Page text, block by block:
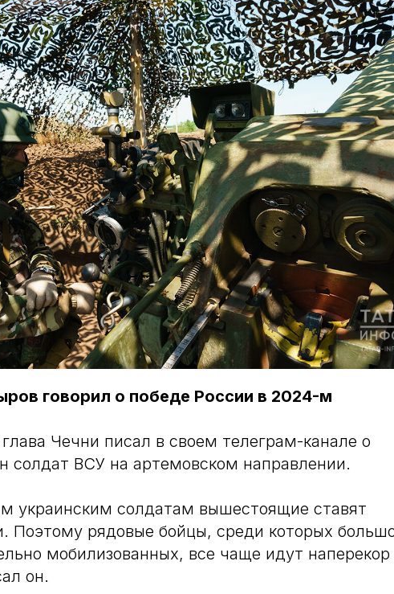
говорил о победе России в 2024-м
Чечни писал в своем телеграм-канале о
солдат ВСУ на артемовском направлении.
украинским солдатам вышестоящие ставят
Поэтому рядовые бойцы, среди которых
мобилизованных, все чаще идут наперекор
он.